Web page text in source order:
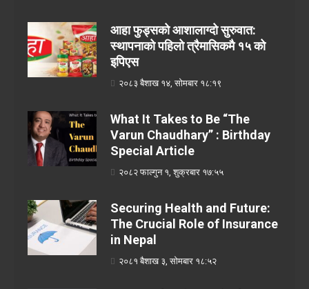
आहा फुड्सको आशालाग्दो सुरुवात:
स्थापनाको पहिलो त्रैमासिकमै १५ को
इपिएस
२०८३ बैशाख १४, सोमबार १८:१९
What It Takes to Be “The
Varun Chaudhary” : Birthday
Special Article
२०८२ फाल्गुन १, शुक्रबार १७:५५
Securing Health and Future:
The Crucial Role of Insurance
in Nepal
२०८१ बैशाख ३, सोमबार १८:५२